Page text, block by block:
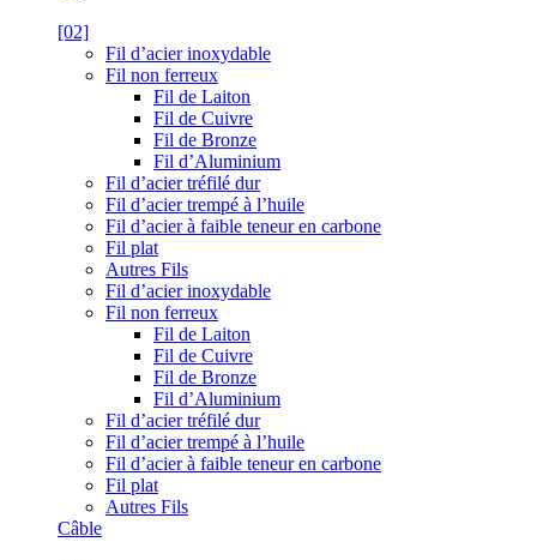
[02]
Fil d’acier inoxydable
Fil non ferreux
Fil de Laiton
Fil de Cuivre
Fil de Bronze
Fil d’Aluminium
Fil d’acier tréfilé dur
Fil d’acier trempé à l’huile
Fil d’acier à faible teneur en carbone
Fil plat
Autres Fils
Fil d’acier inoxydable
Fil non ferreux
Fil de Laiton
Fil de Cuivre
Fil de Bronze
Fil d’Aluminium
Fil d’acier tréfilé dur
Fil d’acier trempé à l’huile
Fil d’acier à faible teneur en carbone
Fil plat
Autres Fils
Câble